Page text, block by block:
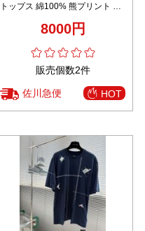
トップス 綿100% 熊プリント 短
8000円
販売個数2件
佐川急便 HOT